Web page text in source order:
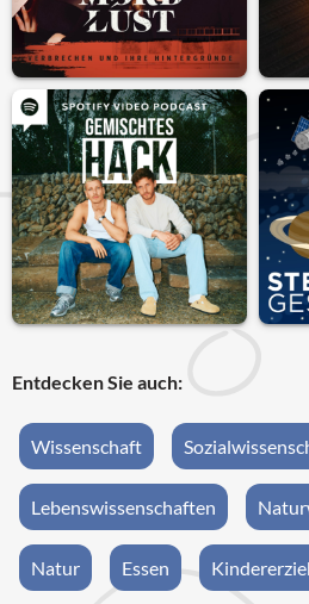
Entdecken Sie auch:
Wissenschaft
Lebenswissenschaften
Natur Essen